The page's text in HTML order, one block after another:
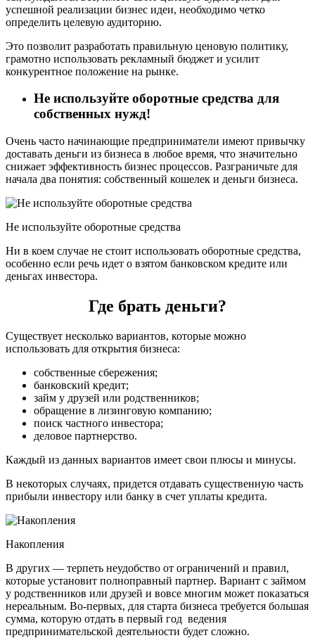
успешной реализации бизнес идеи, необходимо четко
определить целевую аудиторию.
Это позволит разработать правильную ценовую политику,
грамотно использовать рекламный бюджет и усилит
конкурентное положение на рынке.
Не используйте оборотные средства для
собственных нужд!
Очень часто начинающие предприниматели имеют привычку
доставать деньги из бизнеса в любое время, что значительно
снижает эффективность бизнес процессов. Разграничьте для
начала два понятия: собственный кошелек и деньги бизнеса.
Не используйте оборотные средства
Ни в коем случае не стоит использовать оборотные средства,
особенно если речь идет о взятом банковском кредите или
деньгах инвестора.
Где брать деньги?
Существует несколько вариантов, которые можно
использовать для открытия бизнеса:
собственные сбережения;
банковский кредит;
займ у друзей или родственников;
обращение в лизинговую компанию;
поиск частного инвестора;
деловое партнерство.
Каждый из данных вариантов имеет свои плюсы и минусы.
В некоторых случаях, придется отдавать существенную часть
прибыли инвестору или банку в счет уплаты кредита.
Накопления
В других — терпеть неудобство от ограничений и правил,
которые установит полноправный партнер. Вариант с займом
у родственников или друзей и вовсе многим может показаться
нереальным. Во-первых, для старта бизнеса требуется большая
сумма, которую отдать в первый год ведения
предпринимательской деятельности будет сложно.